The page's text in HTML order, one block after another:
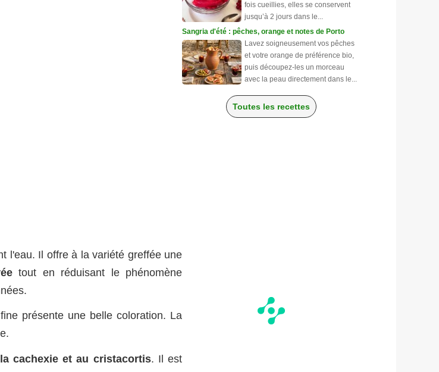
l'eau. Il offre à la variété greffée une
tout en réduisant le phénomène
présente une belle coloration. La
cachexie et au cristacortis. Il est
fois cueillies, elles se conservent
jusqu’à 2 jours dans le...
Sangria d'été : pêches, orange et notes de Porto
Lavez soigneusement vos pêches
et votre orange de préférence bio,
puis découpez-les un morceau
avec la peau directement dans le...
Toutes les recettes